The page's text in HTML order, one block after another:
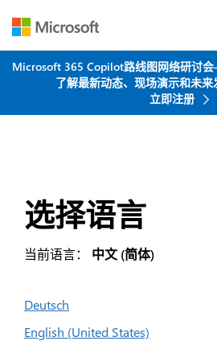
Microsoft 365 Copilot路线图网络研讨
了解最新动态、现场演示和未
立即注册
选择语言
当前语言： 中文 (简体)
Deutsch
English (United States)